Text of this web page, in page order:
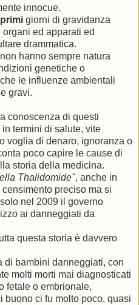
innocue.
primi giorni di gravidanza
ed apparati ed
drammatica.
hanno sempre natura
genetiche o
le influenze ambientali
gravi.
conoscenza di questi
in termini di salute, vite
voglia di denaro, ignoranza o
poco capire le cause di
storia della medicina.
Thalidomide", anche in
censimento preciso ma si
nel 2009 il governo
ai danneggiati da
questa storia è davvero
di bambini danneggiati, con
molti morti mai diagnosticati
fetale o embrionale,
buono ci fu molto poco, quasi